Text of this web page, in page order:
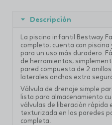
Descripción
La piscina infantil Bestway
completo; cuenta con
para un uso más duradero.
de herramientas;
pared compuesta de 2
laterales anchas extra
Válvula de drenaje simple
lista para almacenamiento
válvulas de liberación rápida
texturizada en las paredes
completa.